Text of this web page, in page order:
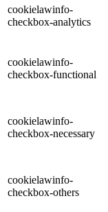
cookielawinfo-
checkbox-analytics
cookielawinfo-
checkbox-functional
cookielawinfo-
checkbox-necessary
cookielawinfo-
checkbox-others